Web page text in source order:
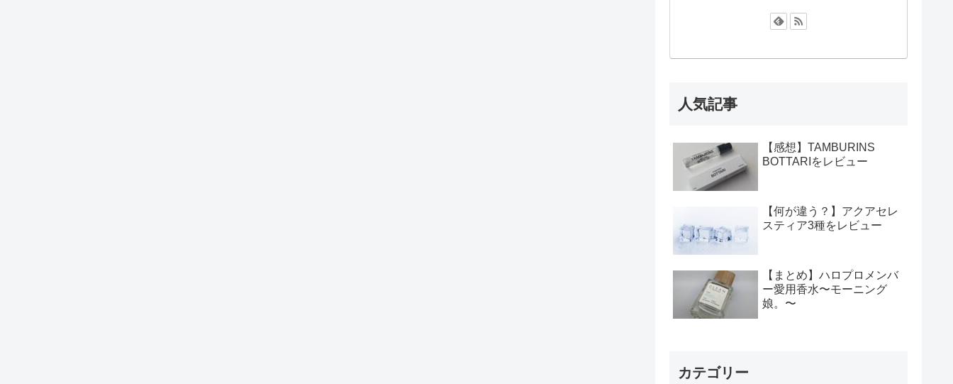
人気記事
【感想】TAMBURINS
BOTTARIをレビュー
【何が違う？】アクアセレ
スティア3種をレビュー
【まとめ】ハロプロメンバ
ー愛用香水〜モーニング
娘。〜
カテゴリー